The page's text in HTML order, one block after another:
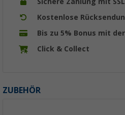
Kostenlose
Bis zu 5% Bonus mit
Click & Collect
ZUBEHÖR